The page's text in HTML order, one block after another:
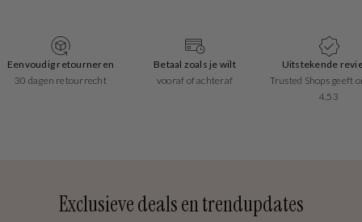
Eenvoudig retourneren
30 dagen retourrecht
Betaal zoals je wilt
vooraf of achteraf
Uitstekende
Trusted Shops geeft
4.53
Exclusieve deals en trendupdates